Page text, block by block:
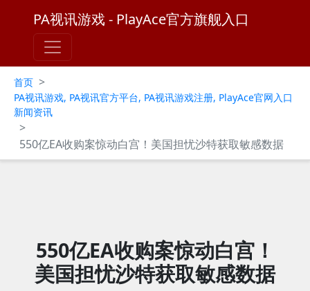
PA视讯游戏 - PlayAce官方旗舰入口
首页 >
PA视讯游戏, PA视讯官方平台, PA视讯游戏注册, PlayAce官网入口
新闻资讯
>
550亿EA收购案惊动白宫！美国担忧沙特获取敏感数据
550亿EA收购案惊动白宫！
美国担忧沙特获取敏感数据